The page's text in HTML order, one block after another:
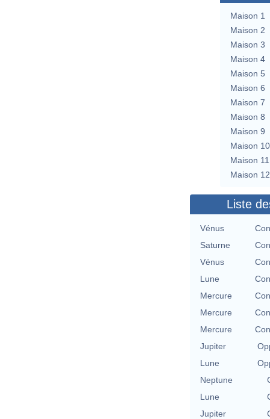
Maison 1
Maison 2
Maison 3
Maison 4
Maison 5
Maison 6
Maison 7
Maison 8
Maison 9
Maison 10
Maison 11
Maison 12
Liste
Vénus
Saturne
Vénus
Lune
Mercure
Mercure
Mercure
Jupiter
Lune
Neptune
Lune
Jupiter